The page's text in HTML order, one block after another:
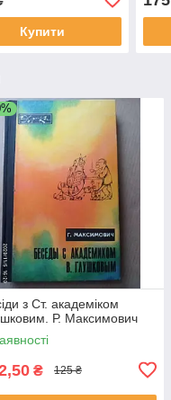
Купити
з Ст. академіком
Р. Максимович
₴ 125 ₴